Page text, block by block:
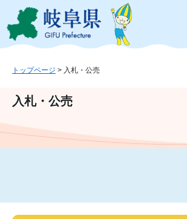
ジ
ュ
文
このページの本文へ
トップページ > 入札・公売
入札・公売